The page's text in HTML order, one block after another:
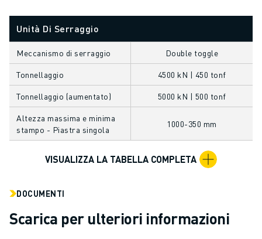
SOLUZIONI PER EDUCATION
WORLDSKILLS E GIOVANI TALENTI
NOTIZIE E MEDIA
NOTIZIE E MEDIA
EVENTI
EVENTI FORMATIVI
INFORMAZIONI SU FANUC
INFORMAZIONI SU FANUC
LE NOSTRE SEDI
CARRIERA
Unità Di Serraggio
Meccanismo di serraggio Double toggle
Tonnellaggio 4500 kN | 450 tonf
Tonnellaggio (aumentato) 5000 kN | 500 tonf
Altezza massima e minima
stampo - Piastra singola
1000-350 mm
VISUALIZZA LA TABELLA COMPLETA
DOCUMENTI
Scarica per ulteriori informazioni